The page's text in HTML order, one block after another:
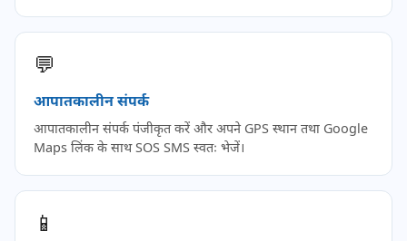
💬
आपातकालीन संपर्क
आपातकालीन संपर्क पंजीकृत करें और अपने GPS स्थान तथा Google
Maps लिंक के साथ SOS SMS स्वतः भेजें।
📱